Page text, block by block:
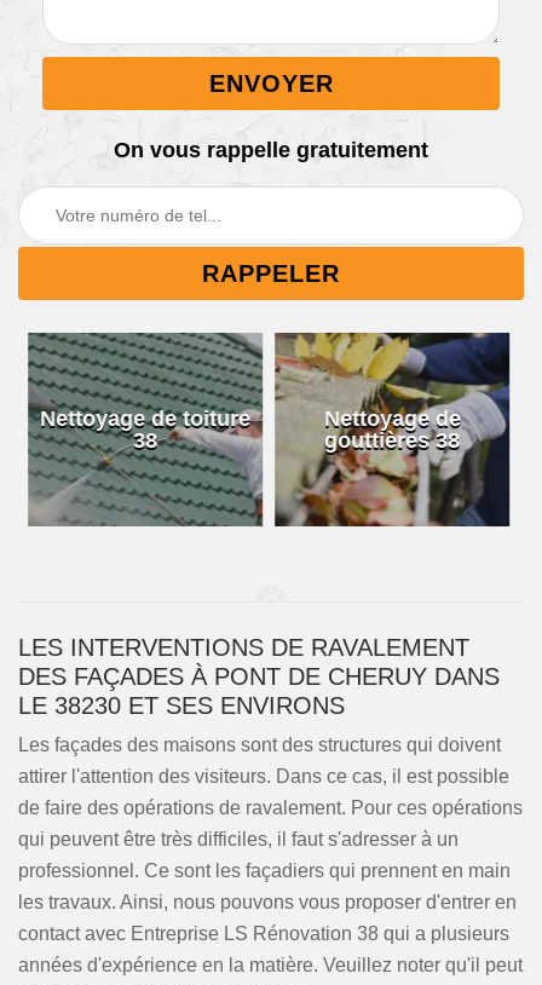
On vous rappelle gratuitement
Nettoyage de
gouttières 38
Artisan peintre 38
LES INTERVENTIONS DE RAVALEMENT
DES FAÇADES À PONT DE CHERUY DANS
LE 38230 ET SES ENVIRONS
Les façades des maisons sont des structures qui doivent
attirer l'attention des visiteurs. Dans ce cas, il est possible
de faire des opérations de ravalement. Pour ces opérations
qui peuvent être très difficiles, il faut s'adresser à un
professionnel. Ce sont les façadiers qui prennent en main
les travaux. Ainsi, nous pouvons vous proposer d'entrer en
contact avec Entreprise LS Rénovation 38 qui a plusieurs
années d'expérience en la matière. Veuillez noter qu'il peut